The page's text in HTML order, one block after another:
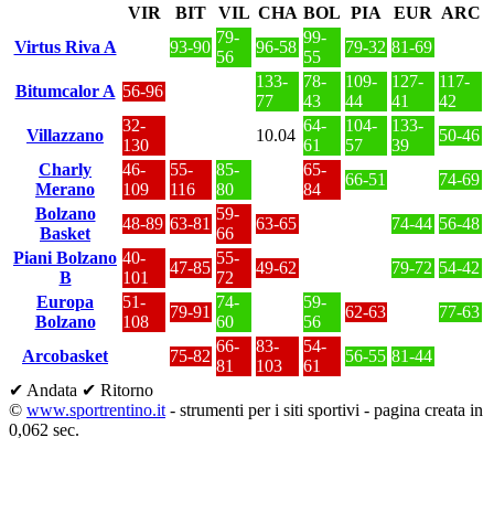
VIR
BIT VIL CHA BOL PIA EUR ARC
Virtus Riva A
93-90
79-
56
96-58
99-
55
79-32 81-69
Bitumcalor A 56-96
133-
77
78-
43
109-
44
127-
41
117-
42
Villazzano
32-
130
10.04
64-
61
104-
57
133-
39
50-46
Charly
Merano
46-
109
55-
116
85-
80
65-
84
66-51
74-69
Bolzano
Basket
48-89 63-81
59-
66
63-65 74-44 56-48
Piani Bolzano
B
40-
101
47-85
55-
72
49-62 79-72 54-42
Europa
Bolzano
51-
108
79-91
74-
60
59-
56
62-63 77-63
Arcobasket 75-82
66-
81
83-
103
54-
61
56-55 81-44
✔ Andata ✔ Ritorno
© www.sportrentino.it - strumenti per i siti sportivi - pagina creata in
0,062 sec.